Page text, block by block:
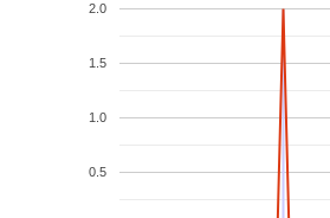
0.5
1.0
1.5
2.0